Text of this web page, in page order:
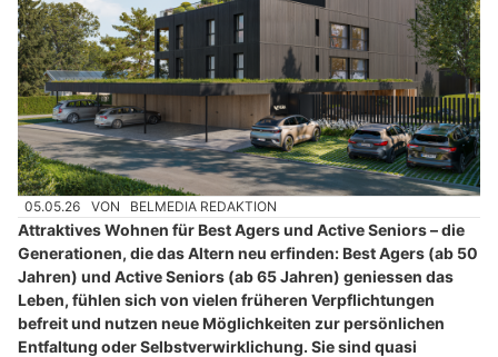
05.05.26 VON BELMEDIA REDAKTION
Attraktives Wohnen für Best Agers und Active Seniors – die
Generationen, die das Altern neu erfinden: Best Agers (ab 50
Jahren) und Active Seniors (ab 65 Jahren) geniessen das
Leben, fühlen sich von vielen früheren Verpflichtungen
befreit und nutzen neue Möglichkeiten zur persönlichen
Entfaltung oder Selbstverwirklichung. Sie sind quasi